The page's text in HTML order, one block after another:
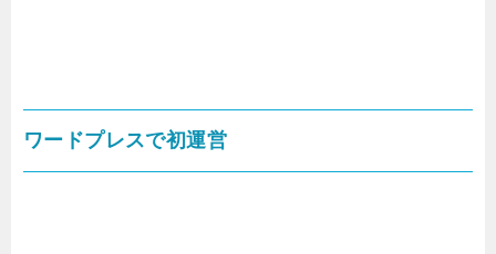
ワードプレスで初運営